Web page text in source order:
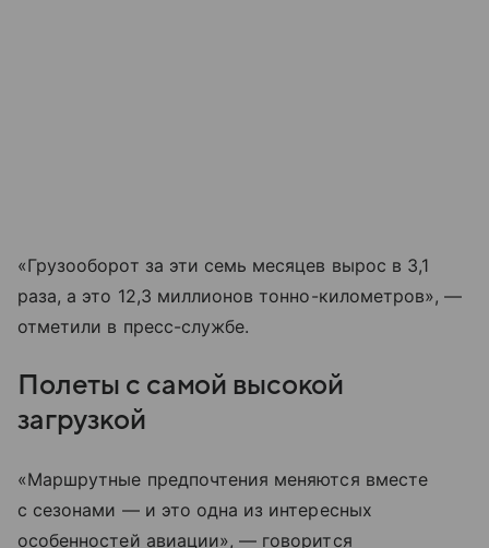
«Грузооборот за эти семь месяцев вырос в 3,1
раза, а это 12,3 миллионов тонно-километров», —
отметили в пресс-службе.
Полеты с самой высокой
загрузкой
«Маршрутные предпочтения меняются вместе
с сезонами — и это одна из интересных
особенностей авиации», — говорится